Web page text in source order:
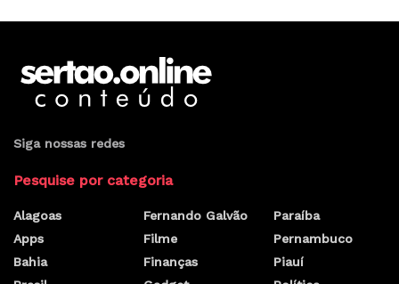
Siga nossas redes
Pesquise por categoria
Alagoas
Apps
Bahia
Fernando Galvão
Filme
Finanças
Paraíba
Pernambuco
Piauí